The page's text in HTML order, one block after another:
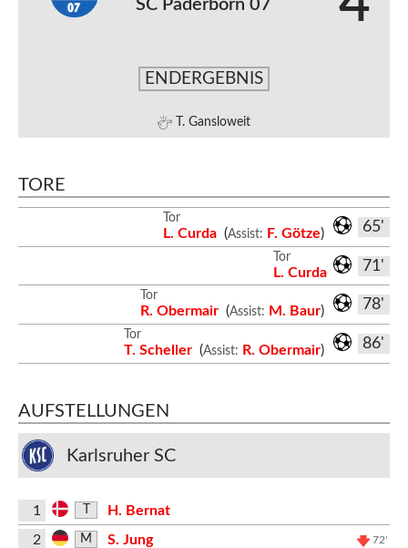
SC Paderborn 07
ENDERGEBNIS
T. Gansloweit
TORE
65'
Tor
L. Curda (Assist: F. Götze)
71'
Tor
L. Curda
78'
Tor
R. Obermair (Assist: M. Baur)
86'
Tor
T. Scheller (Assist: R. Obermair)
AUFSTELLUNGEN
Karlsruher SC
1
H. Bernat
2
M S. Jung 72'